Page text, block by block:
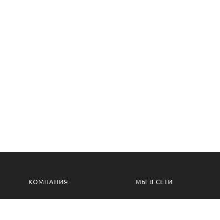
КОМПАНИЯ МЫ В СЕТИ